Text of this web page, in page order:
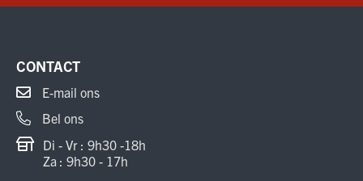
CONTACT
E-mail ons
Bel ons
Di - Vr : 9h30 -18h
Za : 9h30 - 17h